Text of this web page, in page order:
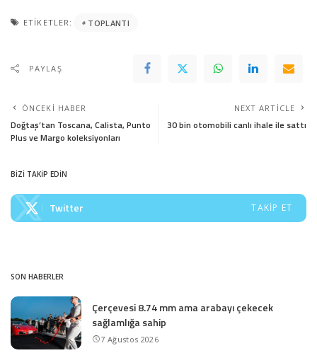
ETIKETLER: TOPLANTI
PAYLAŞ
ÖNCEKI HABER
Doğtaş’tan Toscana, Calista, Punto
Plus ve Margo koleksiyonları
NEXT ARTICLE
30 bin otomobili canlı ihale ile sattı
BİZİ TAKİP EDİN
Twitter TAKIP ET
SON HABERLER
Çerçevesi 8.74 mm ama arabayı çekecek
sağlamlığa sahip
7 Ağustos 2026